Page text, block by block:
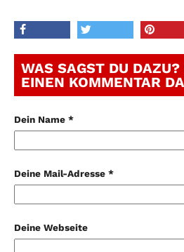
WAS SAGST DU DAZU?
EINEN KOMMENTAR
Dein Name *
Deine Mail-Adresse *
Deine Webseite